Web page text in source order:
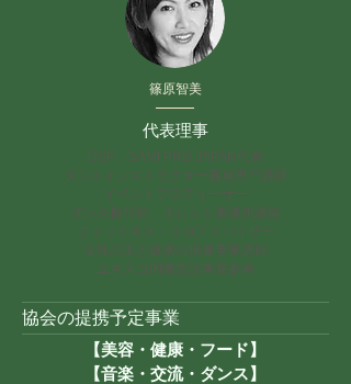
篠原智美
代表理事
DSP、SAMI PRO JAPAN代表
ダンス インストラクター養成専門講師
イベントプロデューサー
ダンス振付師、タレント養成所講師
フィットネス・ヨガアドバイザー
女性の美と健康の推進事業講師
ユネスコ国際交流事業参画
協会の提携予定事業
【美容・健康・フード】
【音楽・交流・ダンス】